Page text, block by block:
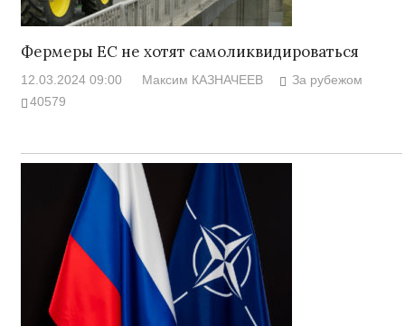
Фермеры ЕС не хотят самоликвидироваться
12.03.2024 09:00 Максим КАЗНАЧЕЕВ
За рубежом
40579